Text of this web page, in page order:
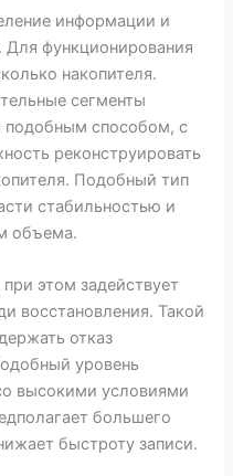
информации и
Для функционирования
накопителя.
сегменты
подобным способом, с
реконструировать
Подобный тип
стабильностью и
объема.
этом задействует
восстановления. Такой
отказ
уровень
высокими условиями
большего
быстроту записи.